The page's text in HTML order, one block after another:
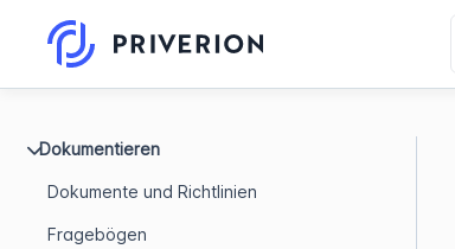
Dokumentieren
Dokumente und Richtlinien
Fragebögen